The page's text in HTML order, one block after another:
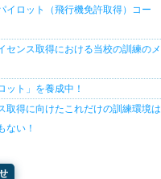
イロット（飛行機免許取得）コー
センス取得における当校の訓練のメ
ット」を養成中！
取得に向けたこれだけの訓練環境は
ない！